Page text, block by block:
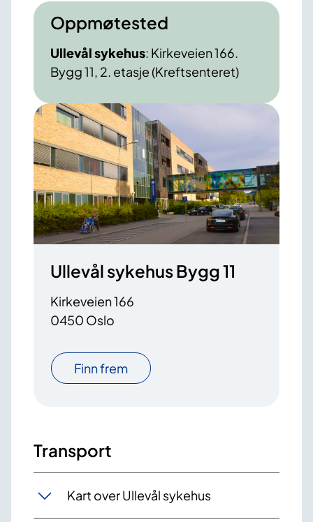
Oppmøtested
Ullevål sykehus: Kirkeveien 166.
Bygg 11, 2. etasje (Kreftsenteret)
Ullevål sykehus Bygg 11
Kirkeveien 166
0450 Oslo
Finn frem
Transport
Kart over Ullevål sykehus